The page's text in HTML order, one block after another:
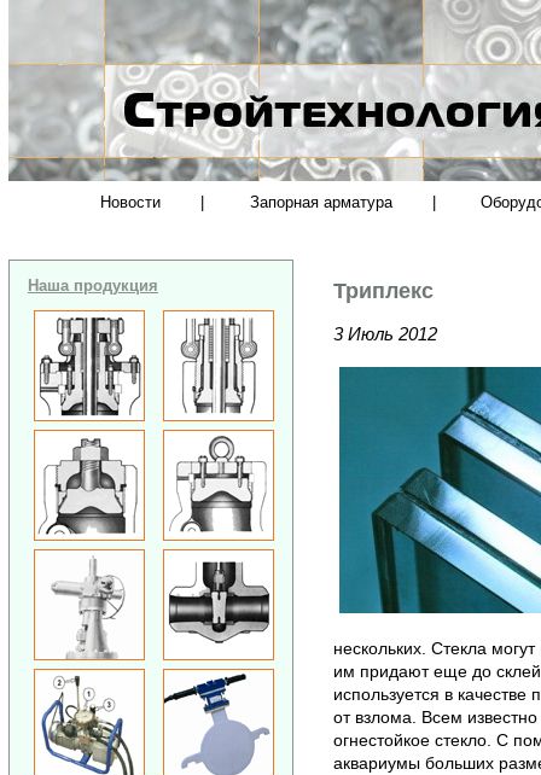
Новости Запорная арматура
Наша продукция Триплекс
3 Июль 2012
нескольких. Стекла
им придают еще до
используется в
от взлома. Всем
огнестойкое стекло. С
аквариумы больших